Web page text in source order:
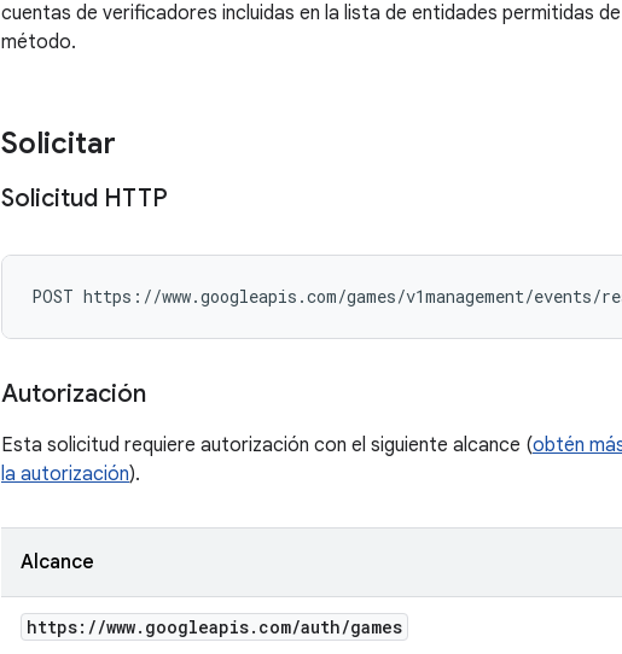
cuentas de verificadores incluidas en la lista de entidades permitidas
método.
Solicitar
Solicitud HTTP
POST https://www.googleapis.com/games/v1management/events/
Autorización
Esta solicitud requiere autorización con el siguiente alcance (obtén
la autorización).
Alcance
https: //www. googleapis. com/auth/games